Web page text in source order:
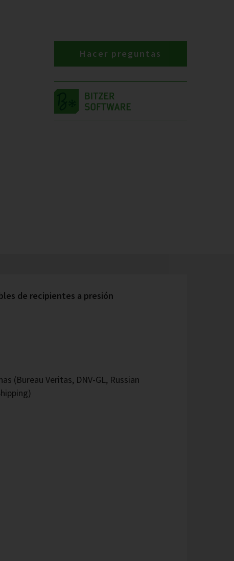
Hacer preguntas
de recipientes a presión
(Bureau Veritas, DNV-GL, Russian